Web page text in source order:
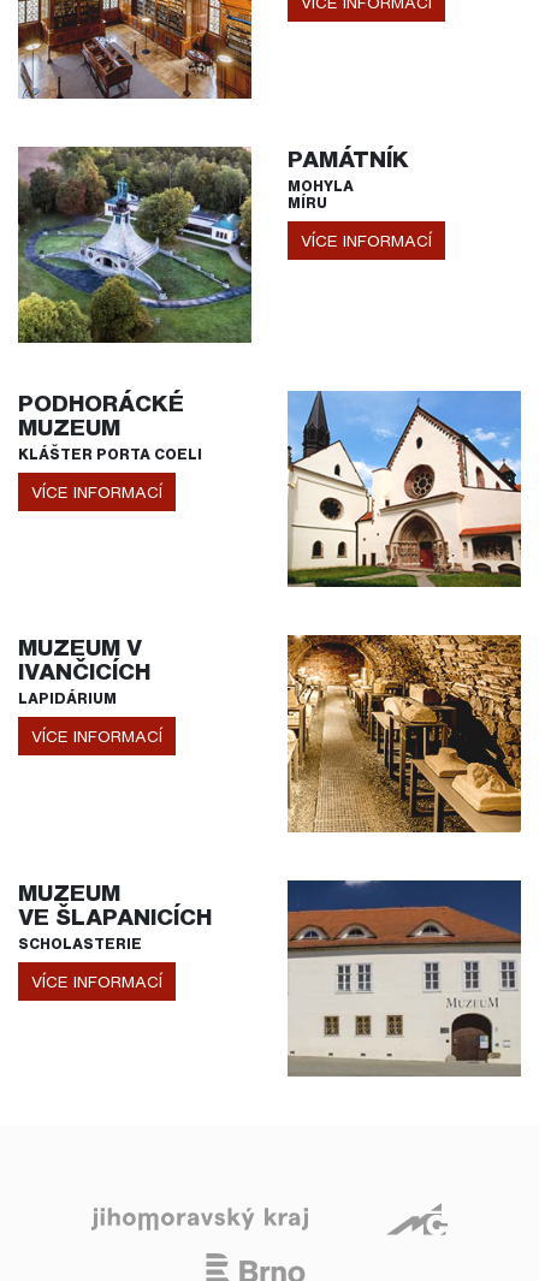
PAMÁTNÍK
MOHYLA
MÍRU
VÍCE INFORMACÍ
PODHORÁCKÉ
MUZEUM
KLÁŠTER PORTA COELI
VÍCE INFORMACÍ
MUZEUM V
IVANČICÍCH
LAPIDÁRIUM
VÍCE INFORMACÍ
MUZEUM
VE ŠLAPANICÍCH
SCHOLASTERIE
VÍCE INFORMACÍ